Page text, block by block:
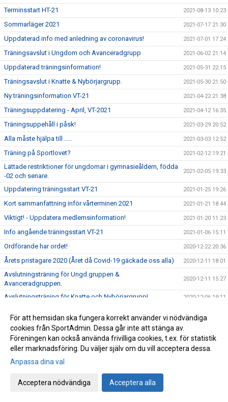
Terminsstart HT-21 2021-08-13 10:23
Sommarläger 2021 2021-07-17 21:30
Uppdaterad info med anledning av coronavirus! 2021-07-01 17:24
Träningsavslut i Ungdom och Avanceradgrupp 2021-06-02 21:14
Uppdaterad träningsinformation! 2021-05-31 22:15
Träningsavslut i Knatte & Nybörjargrupp. 2021-05-30 21:50
Ny träningsinformation VT-21 2021-04-22 21:38
Träningsuppdatering - April, VT-2021 2021-04-12 16:35
Träningsuppehåll i påsk! 2021-03-29 20:52
Alla måste hjälpa till ..... 2021-03-03 12:52
Träning på Sportlovet? 2021-02-12 19:21
Lättade restriktioner för ungdomar i gymnasieåldern, födda
-02 och senare.
2021-02-05 19:33
Uppdatering träningsstart VT-21 2021-01-25 19:26
Kort sammanfattning inför vårterminen 2021 2021-01-21 18:44
Viktigt! - Uppdatera medlemsinformation! 2021-01-20 11:23
Info angående träningsstart VT-21 2021-01-06 15:11
Ordförande har ordet! 2020-12-22 20:36
Årets pristagare 2020 (Året då Covid-19 gäckade oss alla) 2020-12-11 18:01
Avslutningsträning för Ungd.gruppen &
Avanceradgruppen.
2020-12-11 15:27
Avslutningsträning för Knatte och Nybörjargrupp! 2020-12-06 19:11
Missa inte klubbens Träningsbingo!
Ny uppdaterad info kring Covid-19 och vår träning HT-20! 2020-11-24 21:02
Ny info angående träning och träningstider!
Uppdaterad info kring Covid-19
Beslut om skärpta allmänna råd!
För att hemsidan ska fungera korrekt använder vi nödvändiga
cookies från SportAdmin. Dessa går inte att stänga av.
Föreningen kan också använda frivilliga cookies, t.ex. för statistik
eller marknadsföring. Du väljer själv om du vill acceptera dessa.
Anpassa dina val
Acceptera nödvändiga Acceptera alla